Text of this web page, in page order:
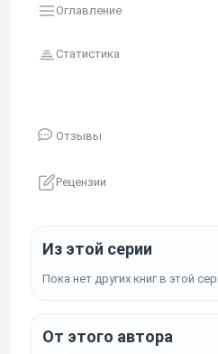
Оглавление
Статистика
Отзывы
Рецензии
Из этой серии
Пока нет других книг в этой
От этого автора